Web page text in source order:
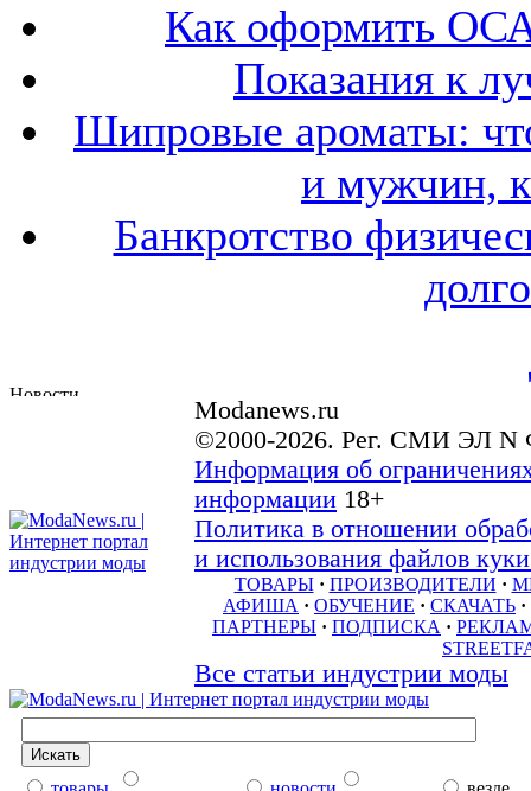
Как оформить
Показания к
Шипровые ароматы:
и мужчин,
Банкротство
Modanews.ru
©2000-2026. Рег. СМИ ЭЛ N
Информация об
информации 18+
Политика в отношении
и использования файлов
ТОВАРЫ · ПРОИЗВОДИТЕЛИ ·
АФИША · ОБУЧЕНИЕ · СКАЧАТЬ ·
ПАРТНЕРЫ · ПОДПИСКА ·
Все статьи индустрии моды